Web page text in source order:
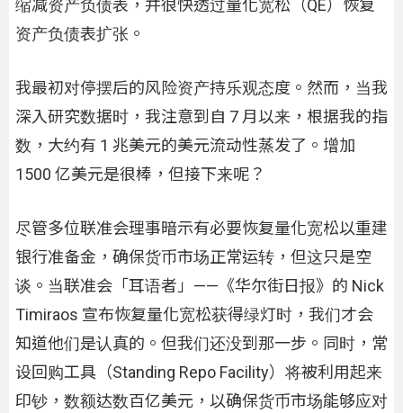
缩减资产负债表，并很快透过量化宽松（QE）恢复
资产负债表扩张。
我最初对停摆后的风险资产持乐观态度。然而，当我
深入研究数据时，我注意到自 7 月以来，根据我的指
数，大约有 1 兆美元的美元流动性蒸发了。增加
1500 亿美元是很棒，但接下来呢？
尽管多位联准会理事暗示有必要恢复量化宽松以重建
银行准备金，确保货币市场正常运转，但这只是空
谈。当联准会「耳语者」——《华尔街日报》的 Nick
Timiraos 宣布恢复量化宽松获得绿灯时，我们才会
知道他们是认真的。但我们还没到那一步。同时，常
设回购工具（Standing Repo Facility）将被利用起来
印钞，数额达数百亿美元，以确保货币市场能够应对